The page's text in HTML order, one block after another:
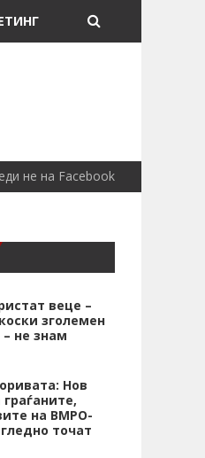
СЦЕНА „СРЦЕВИОТ УДАР Е
не на Facebook
веце –
зголемен
– не знам
Нов
на ВМРО-
точат